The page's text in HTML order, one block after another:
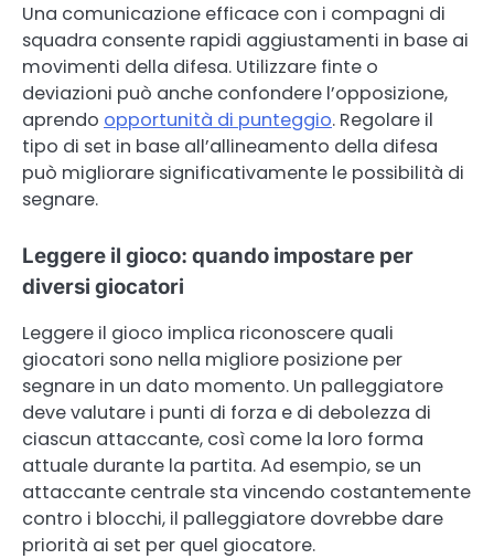
Una comunicazione efficace con i compagni di
squadra consente rapidi aggiustamenti in base ai
movimenti della difesa. Utilizzare finte o
deviazioni può anche confondere l’opposizione,
aprendo opportunità di punteggio. Regolare il
tipo di set in base all’allineamento della difesa
può migliorare significativamente le possibilità di
segnare.
Leggere il gioco: quando impostare per
diversi giocatori
Leggere il gioco implica riconoscere quali
giocatori sono nella migliore posizione per
segnare in un dato momento. Un palleggiatore
deve valutare i punti di forza e di debolezza di
ciascun attaccante, così come la loro forma
attuale durante la partita. Ad esempio, se un
attaccante centrale sta vincendo costantemente
contro i blocchi, il palleggiatore dovrebbe dare
priorità ai set per quel giocatore.